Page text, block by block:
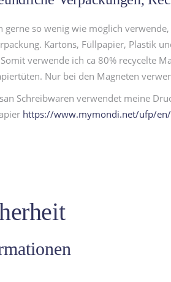
gerne so wenig wie möglich
Kartons, Füllpapier, Plastik
verwende ich ca 80% recycelte
Nur bei den Magneten
Schreibwaren verwendet meine
https://www.mymondi.net/ufp/